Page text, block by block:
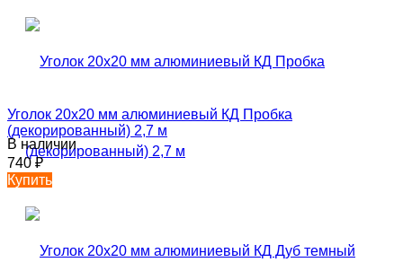
Уголок 20х20 мм алюминиевый КД Пробка
(декорированный) 2,7 м
В наличии
740 ₽
Купить